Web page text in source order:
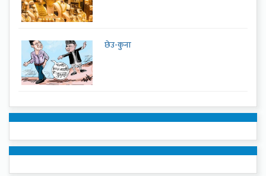
छेउ-कुना